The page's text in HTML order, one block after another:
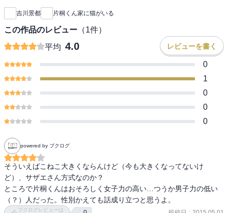
吉川景都 片桐くん家に猫がいる
この作品のレビュー （1件）
平均 4.0 レビューを書く
0
1
0
0
0
powered by ブクログ
そういえばこねこ大きくならんけど（今も大きくなってないけ
ど）、サザエさん方式なのか？
ところで片桐くんはおそろしく女子力の高い…つうか男子力の低い
（？）人だった。性別かえても話成り立つと思うよ。
ブクログレビューは